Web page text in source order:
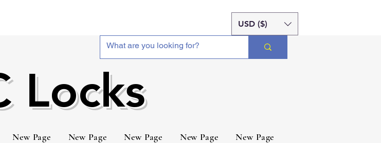
USD ($)
Locks
New Page New Page New Page New Page New Page